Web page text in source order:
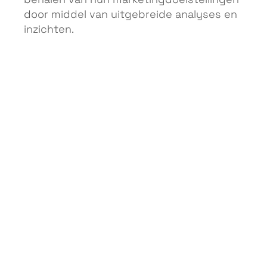
door middel van uitgebreide analyses en
inzichten.